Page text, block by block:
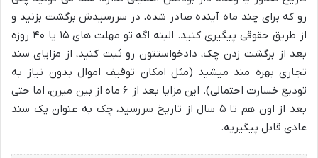
رو که برای چند ماه آینده صادر شده، در سررسیدش برگشت بزنید و
از طریق حقوقی پیگیری کنید. البته اگه تو مهلت های ۱۵ یا ۴۰ روزه
بعد از برگشت زدن چک، دادخواستتون رو ثبت کنید، از مزایای سند
تجاری بهره مند میشید (مثل امکان توقیف اموال بدون نیاز به
تودیع خسارت احتمالی). این مزایا بعد از ۶ ماه از بین میرن، اما حتی
بعد از اون هم تا ۵ سال از تاریخ سررسید، چک به عنوان یک سند
عادی قابل پیگیریه.